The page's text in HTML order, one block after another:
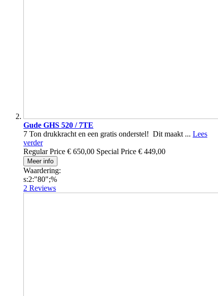
Gude GHS 520 / 7TE
7 Ton drukkracht en een gratis onderstel! Dit maakt ... Lees
verder
Regular Price € 650,00 Special Price € 449,00
Meer info
Waardering:
s:2:"80";%
2 Reviews